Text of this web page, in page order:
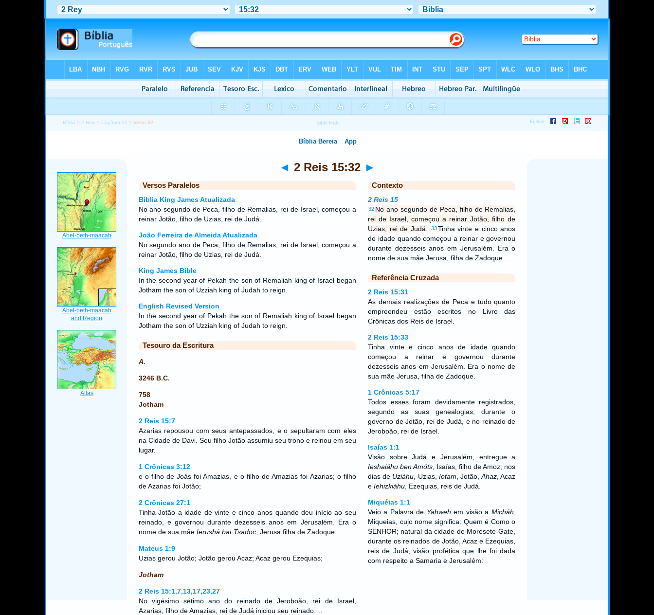
Bíblia > 2 Reis >Capítulo 15 > Verso 32
◄ 2 Reis 15:32 ►
Versos Paralelos
Bíblia King James Atualizada
No ano segundo de Peca, filho de Remalias, rei de Israel, começou a
reinar Jotão, filho de Uzias, rei de Judá.
João Ferreira de Almeida Atualizada
No segundo ano de Peca, filho de Remalias, rei de Israel, começou a
reinar Jotão, filho de Uzias, rei de Judá.
King James Bible
In the second year of Pekah the son of Remaliah king of Israel began
Jotham the son of Uzziah king of Judah to reign.
English Revised Version
In the second year of Pekah the son of Remaliah king of Israel began
Jotham the son of Uzziah king of Judah to reign.
Tesouro da Escritura
A.
3246 B.C.
758
Jotham
2 Reis 15:7
Azarias repousou com seus antepassados, e o sepultaram com eles
na Cidade de Davi. Seu filho Jotão assumiu seu trono e reinou em seu
lugar.
1 Crônicas 3:12
e o filho de Joás foi Amazias, e o filho de Amazias foi Azarias; o filho
de Azarias foi Jotão;
2 Crônicas 27:1
Tinha Jotão a idade de vinte e cinco anos quando deu início ao seu
reinado, e governou durante dezesseis anos em Jerusalém. Era o
nome de sua mãe Ierushá bat Tsadoc, Jerusa filha de Zadoque.
Mateus 1:9
Uzias gerou Jotão; Jotão gerou Acaz; Acaz gerou Ezequias;
Jotham
2 Reis 15:1,7,13,17,23,27
No vigésimo sétimo ano do reinado de Jeroboão, rei de Israel,
Azarias, filho de Amazias, rei de Judá iniciou seu reinado.…
Contexto
2 Reis 15
32 No ano segundo de Peca, filho de Remalias,
rei de Israel, começou a reinar Jotão, filho de
Uzias, rei de Judá.
33Tinha vinte e cinco anos
de idade quando começou a reinar e governou
durante dezesseis anos em Jerusalém. Era o
nome de sua mãe Jerusa, filha de Zadoque.…
Referência Cruzada
2 Reis 15:31
As demais realizações de Peca e tudo quanto
empreendeu estão escritos no Livro das
Crônicas dos Reis de Israel.
2 Reis 15:33
Tinha vinte e cinco anos de idade quando
começou a reinar e governou durante
dezesseis anos em Jerusalém. Era o nome de
sua mãe Jerusa, filha de Zadoque.
1 Crônicas 5:17
Todos esses foram devidamente registrados,
segundo as suas genealogias, durante o
governo de Jotão, rei de Judá, e no reinado de
Jeroboão, rei de Israel.
Isaías 1:1
Visão sobre Judá e Jerusalém, entregue a
Ieshaiáhu ben Amóts , Isaías, filho de Amoz, nos
dias de Uziáhu , Uzias, Iotam , Jotão,Ahaz , Acaz
e Iehizkiáhu, Ezequias, reis de Judá.
Miquéias 1:1
Veio a Palavra de Yahweh em visão a Micháh
Miqueias, cujo nome significa: Quem é Como o
SENHOR; natural da cidade de Moresete-Gate,
durante os reinados de Jotão, Acaz e Ezequias,
reis de Judá; visão profética que lhe foi dada
com respeito a Samaria e Jerusalém: